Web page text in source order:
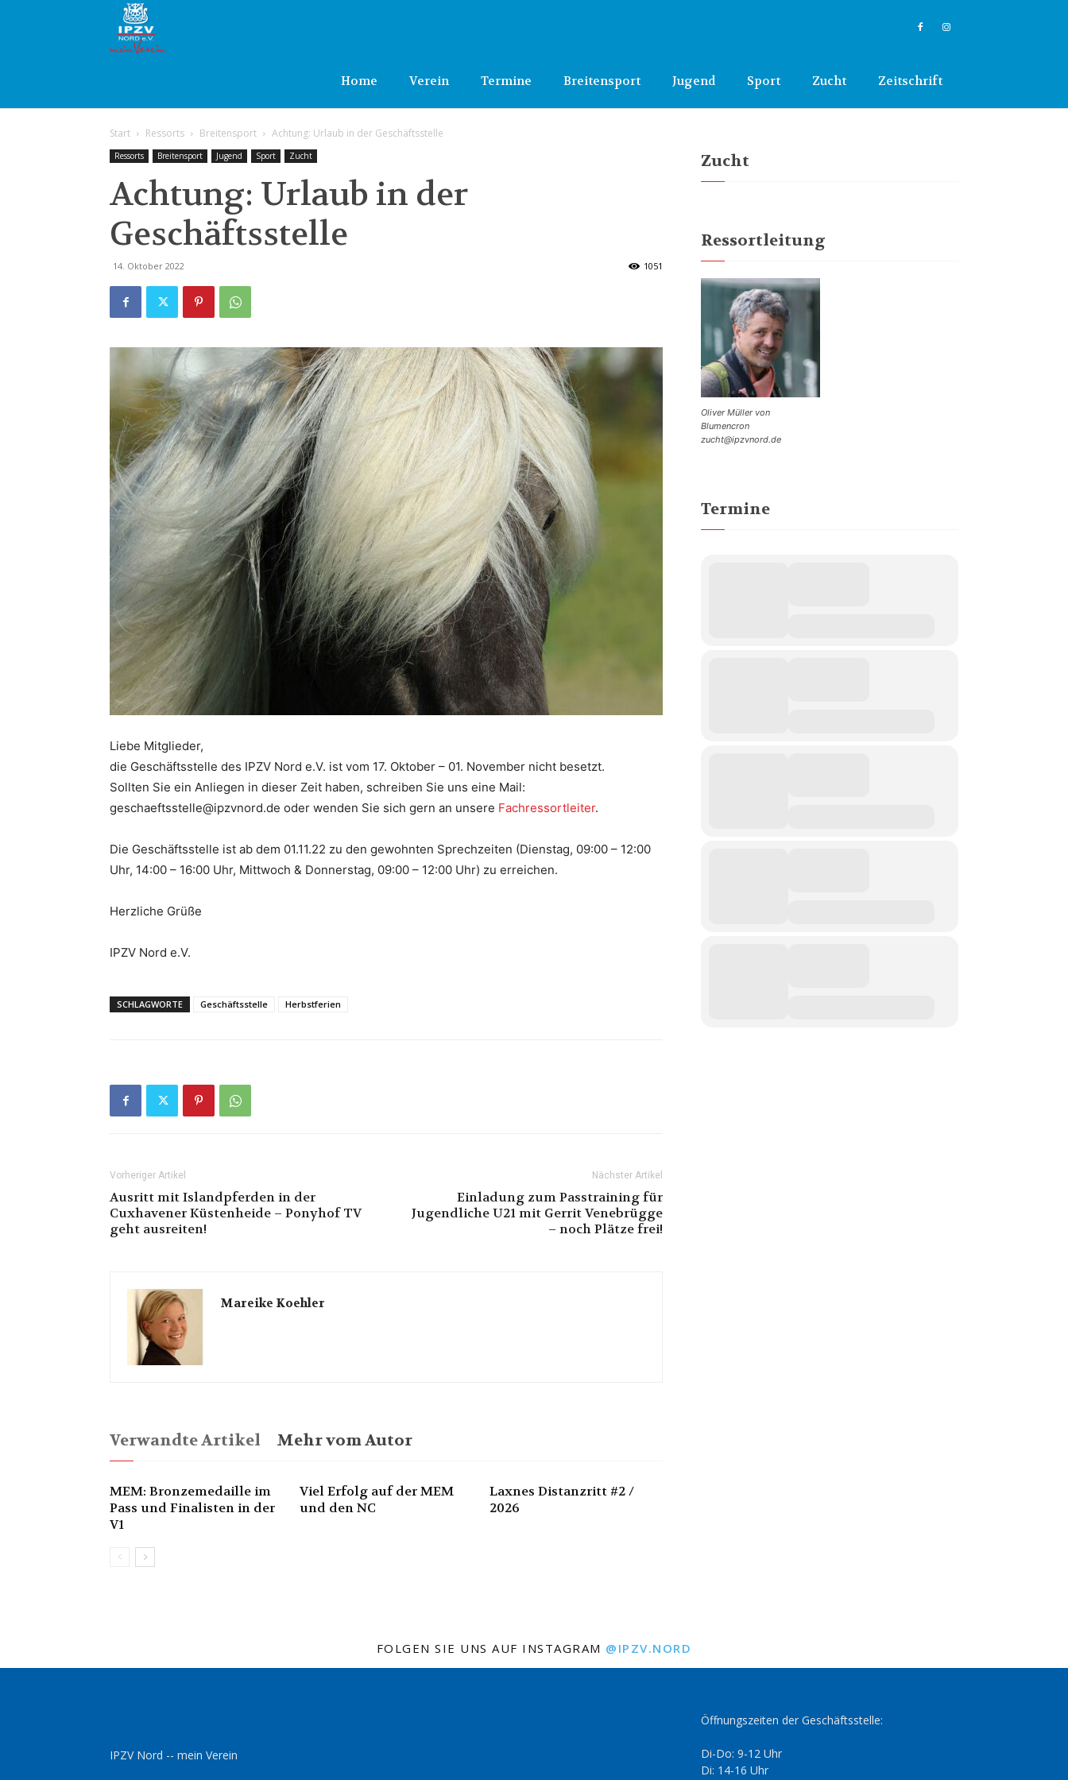
e.V.
Home Verein Termine Breitensport Jugend Sport Zucht Zeitschrift
Start Ressorts Breitensport Achtung: Urlaub in der Geschäftsstelle
Ressorts Breitensport Jugend Sport Zucht
Achtung: Urlaub in der
Geschäftsstelle
14. Oktober 2022 1051
Liebe Mitglieder,
die Geschäftsstelle des IPZV Nord e.V. ist vom 17. Oktober – 01. November nicht besetzt.
Sollten Sie ein Anliegen in dieser Zeit haben, schreiben Sie uns eine Mail:
geschaeftsstelle@ipzvnord.de oder wenden Sie sich gern an unsere Fachressortleiter.
Die Geschäftsstelle ist ab dem 01.11.22 zu den gewohnten Sprechzeiten (Dienstag, 09:00 – 12:00
Uhr, 14:00 – 16:00 Uhr, Mittwoch & Donnerstag, 09:00 – 12:00 Uhr) zu erreichen.
Herzliche Grüße
IPZV Nord e.V.
SCHLAGWORTE Geschäftsstelle Herbstferien
Vorheriger Artikel
Ausritt mit Islandpferden in der
Cuxhavener Küstenheide – Ponyhof TV
geht ausreiten!
Nächster Artikel
Einladung zum Passtraining für
Jugendliche U21 mit Gerrit Venebrügge
– noch Plätze frei!
Mareike Koehler
Verwandte Artikel Mehr vom Autor
MEM: Bronzemedaille im
Pass und Finalisten in der
V1
Viel Erfolg auf der MEM
und den NC
Laxnes Distanzritt #2 /
2026
Zucht
Ressortleitung
Oliver Müller von
Blumencron
zucht@ipzvnord.de
Termine
FOLGEN SIE UNS AUF INSTAGRAM @IPZV.NORD
IPZV Nord -- mein Verein
Öffnungszeiten der Geschäftsstelle:
Di-Do: 9-12 Uhr
Di: 14-16 Uhr